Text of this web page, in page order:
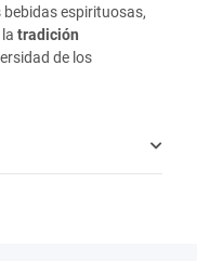
bebidas espirituosas,
tradición
de los